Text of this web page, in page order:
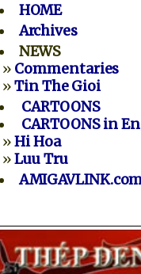
HOME
Archives
NEWS
» Commentaries
»Tin The Gioi
CARTOONS
CARTOONS in
»Hi Hoa
»Luu Tru